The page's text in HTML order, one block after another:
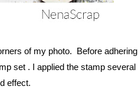
of my photo. Before adhering
set . I applied the stamp several
effect.